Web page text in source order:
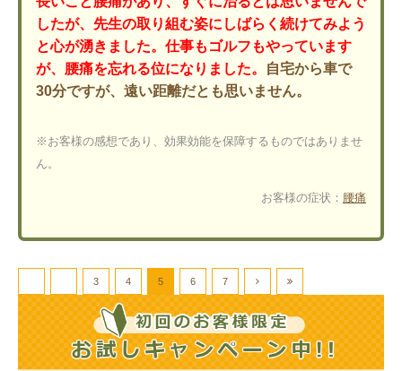
したが、先生の取り組む姿にしばらく続けてみよう
と心が湧きました。仕事もゴルフもやっています
が、腰痛を忘れる位になりました。
自宅から車で
30分ですが、遠い距離だとも思いません。
※お客様の感想であり、効果効能を保障するものではありませ
ん。
お客様の症状： 腰痛
3 4 5 6 7